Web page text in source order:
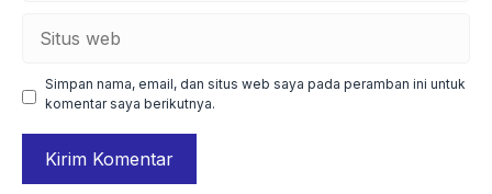
web
Simpan nama, email, dan situs web saya pada peramban ini untuk
komentar saya berikutnya.